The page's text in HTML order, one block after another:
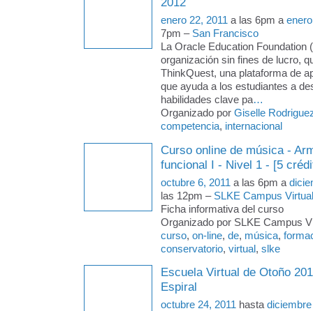
enero 22, 2011 a las 6pm a
7pm – San Francisco
La Oracle Education Foundation
organización sin fines de lucro,
ThinkQuest, una plataforma de
que ayuda a los estudiantes a
habilidades clave pa…
Organizado por Giselle
competencia, internacional
Curso online de música -
funcional I - Nivel 1 - [5
octubre 6, 2011 a las 6pm a
las 12pm – SLKE Campus Virtual
Ficha informativa del curso
Organizado por SLKE Campus
curso, on-line, de, música,
conservatorio, virtual, slke
Escuela Virtual de Otoño
Espiral
octubre 24, 2011 hasta